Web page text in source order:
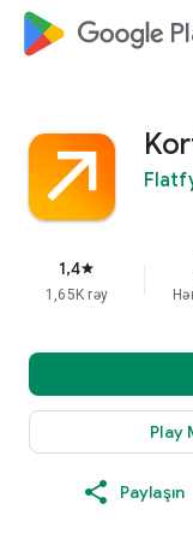
google_logo
1,4star
1,65K rəy
Play
Paylaşın